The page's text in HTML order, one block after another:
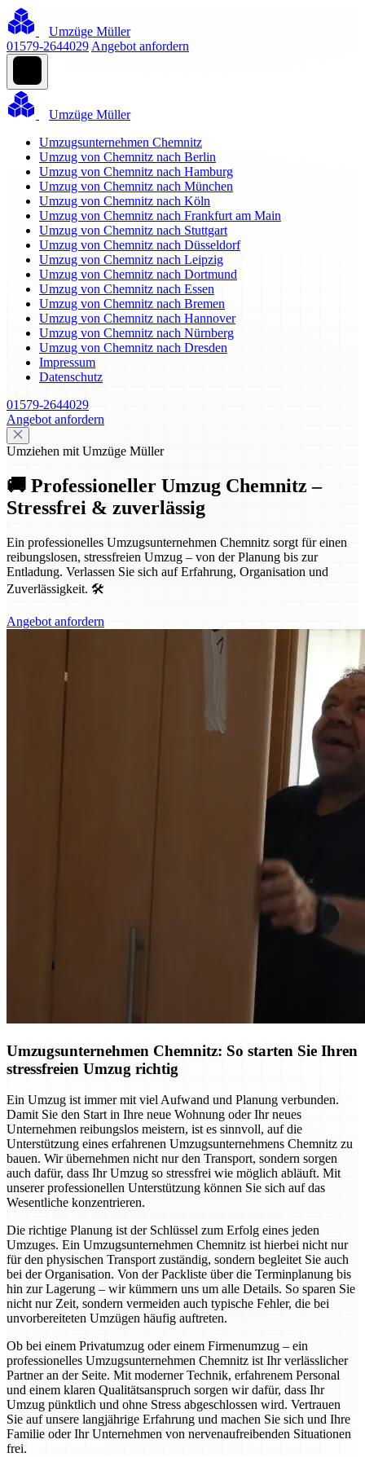
Umzüge Müller
01579-2644029 Angebot anfordern
Umzüge Müller
Umzugsunternehmen Chemnitz
Umzug von Chemnitz nach Berlin
Umzug von Chemnitz nach Hamburg
Umzug von Chemnitz nach München
Umzug von Chemnitz nach Köln
Umzug von Chemnitz nach Frankfurt am Main
Umzug von Chemnitz nach Stuttgart
Umzug von Chemnitz nach Düsseldorf
Umzug von Chemnitz nach Leipzig
Umzug von Chemnitz nach Dortmund
Umzug von Chemnitz nach Essen
Umzug von Chemnitz nach Bremen
Umzug von Chemnitz nach Hannover
Umzug von Chemnitz nach Nürnberg
Umzug von Chemnitz nach Dresden
Impressum
Datenschutz
01579-2644029
Angebot anfordern
Umziehen mit Umzüge Müller
🚚 Professioneller Umzug Chemnitz –
Stressfrei & zuverlässig
Ein professionelles Umzugsunternehmen Chemnitz sorgt für einen
reibungslosen, stressfreien Umzug – von der Planung bis zur
Entladung. Verlassen Sie sich auf Erfahrung, Organisation und
Zuverlässigkeit. 🛠️
Angebot anfordern
Umzugsunternehmen Chemnitz: So starten Sie Ihren
stressfreien Umzug richtig
Ein Umzug ist immer mit viel Aufwand und Planung verbunden.
Damit Sie den Start in Ihre neue Wohnung oder Ihr neues
Unternehmen reibungslos meistern, ist es sinnvoll, auf die
Unterstützung eines erfahrenen Umzugsunternehmens Chemnitz zu
bauen. Wir übernehmen nicht nur den Transport, sondern sorgen
auch dafür, dass Ihr Umzug so stressfrei wie möglich abläuft. Mit
unserer professionellen Unterstützung können Sie sich auf das
Wesentliche konzentrieren.
Die richtige Planung ist der Schlüssel zum Erfolg eines jeden
Umzuges. Ein Umzugsunternehmen Chemnitz ist hierbei nicht nur
für den physischen Transport zuständig, sondern begleitet Sie auch
bei der Organisation. Von der Packliste über die Terminplanung bis
hin zur Lagerung – wir kümmern uns um alle Details. So sparen Sie
nicht nur Zeit, sondern vermeiden auch typische Fehler, die bei
unvorbereiteten Umzügen häufig auftreten.
Ob bei einem Privatumzug oder einem Firmenumzug – ein
professionelles Umzugsunternehmen Chemnitz ist Ihr verlässlicher
Partner an der Seite. Mit moderner Technik, erfahrenem Personal
und einem klaren Qualitätsanspruch sorgen wir dafür, dass Ihr
Umzug pünktlich und ohne Stress abgeschlossen wird. Vertrauen
Sie auf unsere langjährige Erfahrung und machen Sie sich und Ihre
Familie oder Ihr Unternehmen von nervenaufreibenden Situationen
frei.